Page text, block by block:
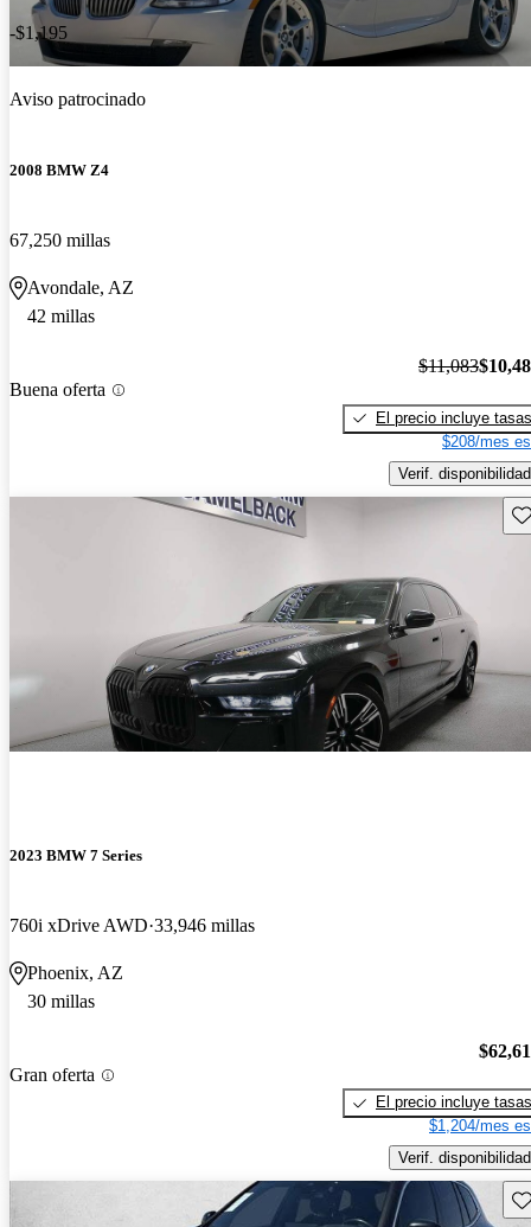
-$1,195
Aviso patrocinado
2008 BMW Z4
67,250 millas
Avondale, AZ
42 millas
Buena oferta
$11,083
El precio incluye tasas
$208/mes
Verif. disponibilidad
2023 BMW 7 Series
760i xDrive AWD 33,946 millas
Phoenix, AZ
30 millas
Gran oferta
El precio incluye tasas
$1,204/mes
Verif. disponibilidad